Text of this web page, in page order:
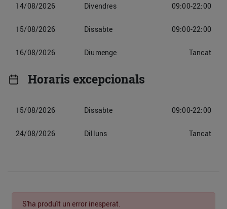
14/08/2026 Divendres 09:00-22:00
15/08/2026 Dissabte 09:00-22:00
16/08/2026 Diumenge Tancat
Horaris excepcionals
15/08/2026 Dissabte 09:00-22:00
24/08/2026 Dilluns Tancat
S'ha produït un error inesperat.